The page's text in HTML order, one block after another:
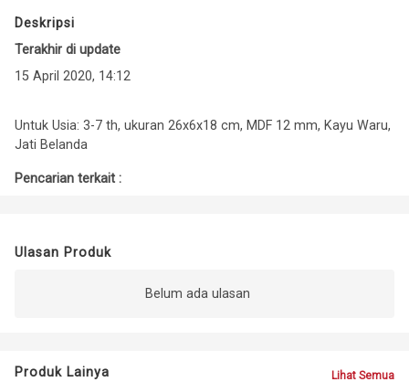
Deskripsi
Terakhir di update
15 April 2020, 14:12
Untuk Usia: 3-7 th, ukuran 26x6x18 cm, MDF 12 mm, Kayu Waru,
Jati Belanda
Pencarian terkait :
Ulasan Produk
Belum ada ulasan
Produk Lainya
Lihat Semua